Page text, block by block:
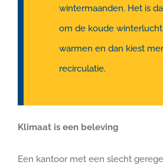
wintermaanden. Het is
om de koude
warmen en dan kiest
recirculatie.
Klimaat is een beleving
Een kantoor met een slecht